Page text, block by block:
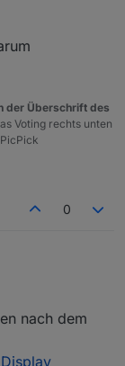
der Überschrift des
Voting rechts unten
PicPick
0
nach dem